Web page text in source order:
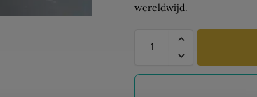
wereldwijd.